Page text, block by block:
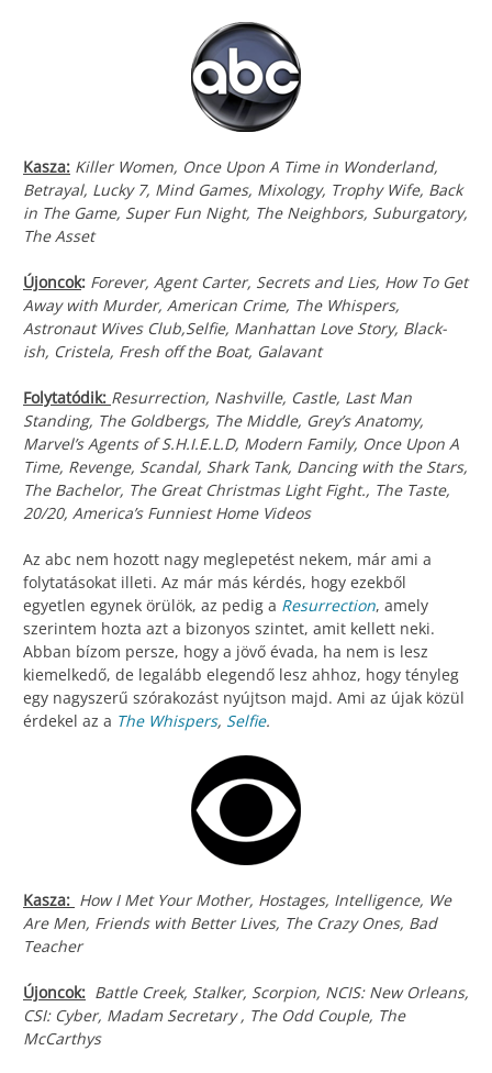
Kasza: Killer Women, Once Upon A Time in Wonderland,
Betrayal, Lucky 7, Mind Games, Mixology, Trophy Wife, Back
in The Game, Super Fun Night, The Neighbors, Suburgatory,
The Asset
Újoncok: Forever, Agent Carter, Secrets and Lies, How To Get
Away with Murder, American Crime, The Whispers,
Astronaut Wives Club,Selfie, Manhattan Love Story, Black-
ish, Cristela, Fresh off the Boat, Galavant
Folytatódik: Resurrection, Nashville, Castle, Last Man
Standing, The Goldbergs, The Middle, Grey’s Anatomy,
Marvel’s Agents of S.H.I.E.L.D, Modern Family, Once Upon A
Time, Revenge, Scandal, Shark Tank, Dancing with the Stars,
The Bachelor, The Great Christmas Light Fight., The Taste,
20/20, America’s Funniest Home Videos
Az abc nem hozott nagy meglepetést nekem, már ami a
folytatásokat illeti. Az már más kérdés, hogy ezekből
egyetlen egynek örülök, az pedig a Resurrection, amely
szerintem hozta azt a bizonyos szintet, amit kellett neki.
Abban bízom persze, hogy a jövő évada, ha nem is lesz
kiemelkedő, de legalább elegendő lesz ahhoz, hogy tényleg
egy nagyszerű szórakozást nyújtson majd. Ami az újak közül
érdekel az a The Whispers, Selfie.
Kasza: How I Met Your Mother, Hostages, Intelligence, We
Are Men, Friends with Better Lives, The Crazy Ones, Bad
Teacher
Újoncok: Battle Creek, Stalker, Scorpion, NCIS: New Orleans,
CSI: Cyber, Madam Secretary , The Odd Couple, The
McCarthys